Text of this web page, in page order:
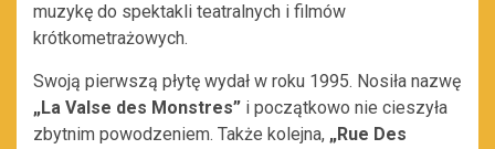
muzykę do spektakli teatralnych i filmów
krótkometrażowych.
Swoją pierwszą płytę wydał w roku 1995. Nosiła nazwę
„La Valse des Monstres” i początkowo nie cieszyła
zbytnim powodzeniem. Także kolejna, „Rue Des